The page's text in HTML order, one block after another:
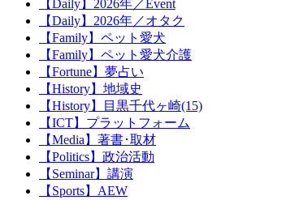
【Daily】2026年／Event
【Daily】2026年／オタク
【Family】ペット愛犬
【Family】ペット愛犬介護
【Fortune】夢占い
【History】地域史
【History】目黒千代ヶ崎(15)
【ICT】プラットフォーム
【Media】著書･取材
【Politics】政治活動
【Seminar】講演
【Sports】AEW